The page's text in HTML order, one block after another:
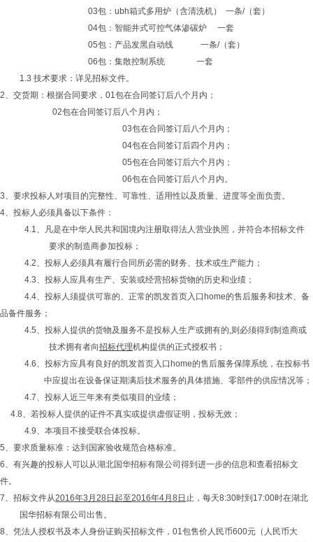
03包：ubh箱式多用炉（含清洗机） 一条/（套）
04包：智能井式可控气体渗碳炉 一套
05包：产品发黑自动线 一条/（套）
06包：集散控制系统 一套
1.3 技术要求：详见招标文件。
2、交货期：根据合同要求，01包在合同签订后八个月内；
02包在合同签订后八个月内；
03包在合同签订后八个月内；
04包在合同签订后四个月内；
05包在合同签订后六个月内；
06包在合同签订后八个月内。
3、要求投标人对项目的完整性、可靠性、适用性以及质量、进度等全面负责。
4、投标人必须具备以下条件：
4.1、凡是在中华人民共和国境内注册取得法人营业执照，并符合本招标文件
要求的制造商参加投标；
4.2、投标人必须具有履行合同所必需的财务、技术或生产能力；
4.3、投标人应具有生产、安装或经营招标货物的历史和业绩；
4.4、投标人须提供可靠的、正常的凯发首页入口home的售后服务和技术、备
品备件服务；
4.5、投标人提供的货物及服务不是投标人生产或拥有的,则必须得到制造商或
技术拥有者向招标代理机构提供的正式授权书；
4.6、投标方应具有良好的凯发首页入口home的售后服务保障系统，在投标书
中应提出在设备保证期满后技术服务的具体措施、零部件的供应情况等；
4.7、投标人近三年来有类似项目的业绩；
4.8、若投标人提供的证件不真实或提供虚假证明，投标无效；
4.9、本项目不接受联合体投标。
5、要求质量标准：达到国家验收规范合格标准。
6、有兴趣的投标人可以从湖北国华招标有限公司得到进一步的信息和查看招标文
件。
7、招标文件从2016年3 月 28 日起至2016年4月8日 止，每天8:30时到17:00时在湖北
国华招标有限公司出售。
8、凭法人授权书及本人身份证购买招标文件，01包售价人民币600元（人民币大